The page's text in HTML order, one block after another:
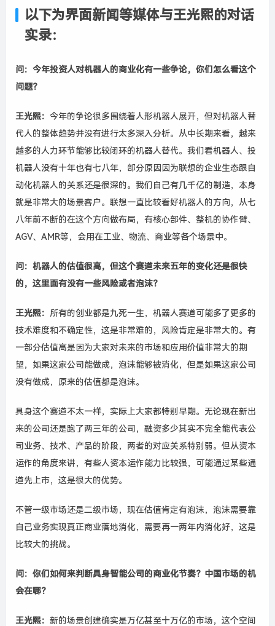
以下为界面新闻等媒体与王光熙的对话
实录：
问 ： 今年投资人对机器人的商业化有一些争论，你们怎么看这个
问题？
王光熙： 今年的争论很多围绕着人形机器人展开，但对机器人替
代人的整体趋势并没有进行太多深入分析。从中长期来看，越来
越多的人力环节能够比较闭环的机器人替代。我们看机器人、投
机器人没有十年也有七八年，部分原因因为联想的企业生态跟自
动化机器人的关系还是很深的。我们自己有几千亿的制造，本身
就是非常大的场景客户。联想一直比较看好机器人的方向， 从七
八年前不断的在这个方向做布局，有核心部件、整机的协作臂、
AGV、AMR等，会用在工业、物流、商业等各个场景中。
问 ：机器人的估值很高，但这个赛道未来五年的变化还是很快
的， 这里面有没有一些风险或者泡沫？
王光熙： 所有的创业都是九死一生，机器人赛道可能多了更多的
技术难度和不确定性，这是非常难的，风险肯定是非常大的。有
一部分估值高是因为大家对未来的市场和应用价值非常大的期
望， 如果这家公司 能做成， 泡沫能够被消化，但是如果这家公司
没有做成，原来的估值都是泡沫。
具身这个赛道不太一样，实际上大家都特别早期。无论现在新出
来的公司 还是跑了两三年的公司，融资多少其实不完全能代表公
司 业务、技术、产品的阶段，两者的对应关系特别弱。 但从资本
运作的角度来讲，有些人资本运作能力比较强，可能通过某些通
道先上市，这是很大的优势。
不管一级市场还是二级市场，现在估值肯定有泡沫， 泡沫需要靠
自己业务实现真正商业落地消化， 需要再一两年内消化好，这是
比较大的挑战。
问 ： 你们 如何来判断具身智能公司 的商业化节奏？ 中国市场的机
会在哪？
王光熙： 新的场景创建确实是万亿甚至十万亿的市场，这个空间